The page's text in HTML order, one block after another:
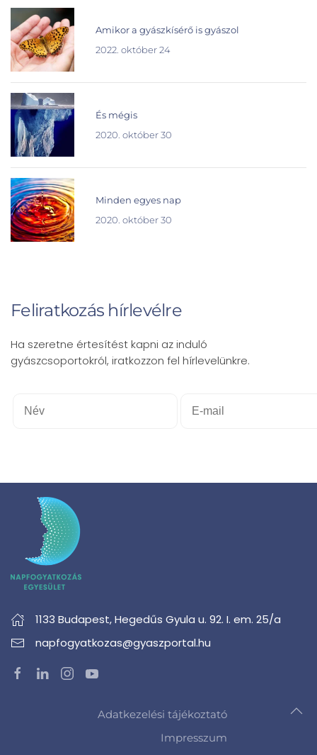
Amikor a gyászkísérő is gyászol
2022. október 24
És mégis
2020. október 30
Minden egyes nap
2020. október 30
Feliratkozás hírlevélre
Ha szeretne értesítést kapni az induló
gyászcsoportokról, iratkozzon fel hírlevelünkre.
1133 Budapest,Hegedűs Gyula u. 92. I. em. 25/a
napfogyatkozas@gyaszportal.hu
Adatkezelési tájékoztató
Impresszum